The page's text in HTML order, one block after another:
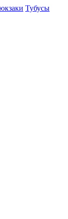
Тубусы